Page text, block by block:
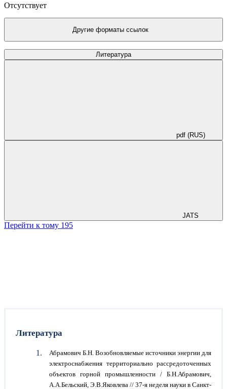
Отсутствует
Другие форматы ссылок
Литература
pdf (RUS)
JATS
Перейти к тому 195
Литература
Абрамович Б.Н. Возобновляемые источники энергии для
электроснабжения территориально рассредоточенных
объектов горной промышленности / Б.Н.Абрамович,
А.А.Бельский, Э.В.Яковлева // 37-я неделя науки в Санкт-